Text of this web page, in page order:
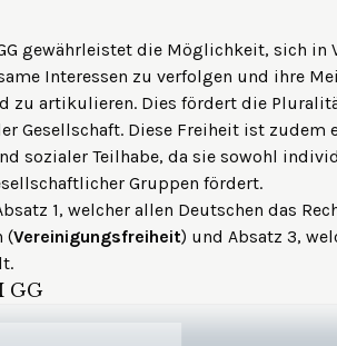
gewährleistet die Möglichkeit, sich in
Interessen zu verfolgen und ihre
zu artikulieren. Dies fördert die
Gesellschaft. Diese Freiheit ist zudem
sozialer Teilhabe, da sie sowohl
Gruppen fördert.
1, welcher allen Deutschen das
(Vereinigungsfreiheit) und Absatz 3,
GG